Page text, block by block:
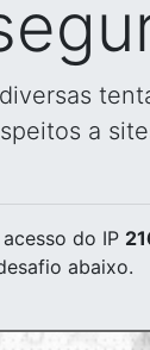
a
do IP
abaixo.